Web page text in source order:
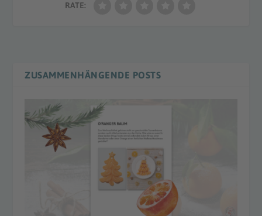
RATE:
ZUSAMMENHÄNGENDE POSTS